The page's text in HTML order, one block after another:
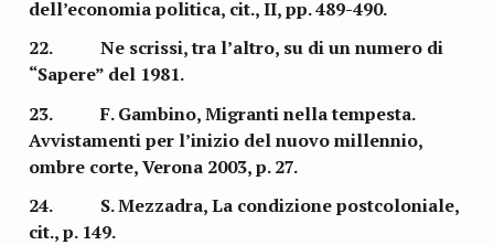
dell’economia politica, cit., II, pp. 489-490.
22. Ne scrissi, tra l’altro, su di un numero di
“Sapere” del 1981.
23. F. Gambino, Migranti nella tempesta.
Avvistamenti per l’inizio del nuovo millennio,
ombre corte, Verona 2003, p. 27.
24. S. Mezzadra, La condizione postcoloniale,
cit., p. 149.